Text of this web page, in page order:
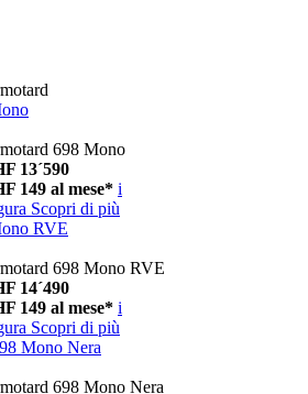
698 Mono
13´590
149 al mese* i
Scopri di più
RVE
698 Mono RVE
14´490
149 al mese* i
Scopri di più
Mono Nera
698 Mono Nera